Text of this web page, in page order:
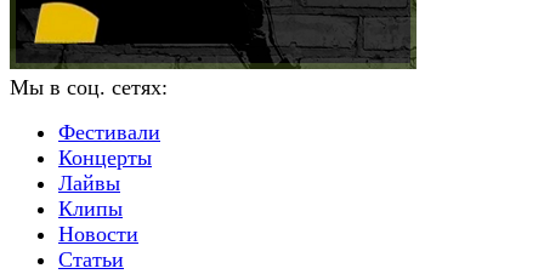
Мы в соц. сетях:
Фестивали
Концерты
Лайвы
Клипы
Новости
Статьи